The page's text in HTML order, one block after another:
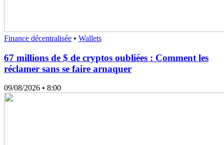
Finance décentralisée • Wallets
67 millions de $ de cryptos oubliées : Comment les
réclamer sans se faire arnaquer
09/08/2026 • 8:00